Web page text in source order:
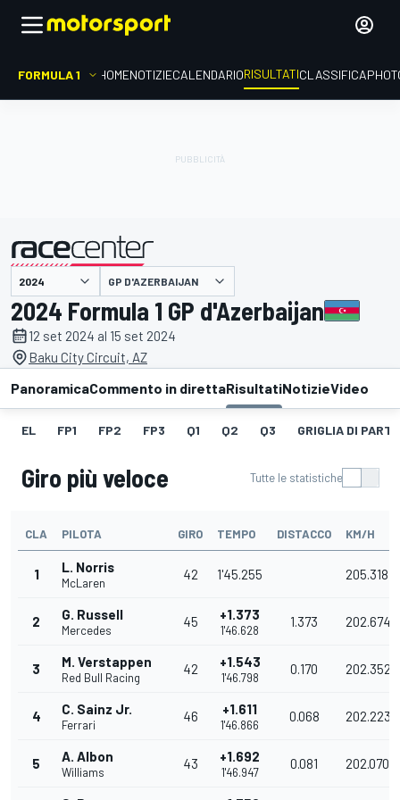
FORMULA 1 HOMENOTIZIECALENDARIORISULTATICLASSIFICA
presentato da GP D'AZERBAIJAN
2024 Formula 1 GP d'Azerbaijan
12 set 2024 al 15 set 2024
Baku City Circuit, AZ
PanoramicaCommento in direttaRisultatiNotizieVideo
EL FP1 FP2 FP3 Q1 Q2 Q3 GRIGLIA DI
Giro più veloce Tutte le statistiche
CLA PILOTA GIRO TEMPO DISTACCO KM/H
1 L. Norris
McLaren
42 1'45.255 205.318
2 G. Russell
Mercedes
45 +1.373
1'46.628
1.373 202.674
3 M. Verstappen
Red Bull Racing
42 +1.543
1'46.798
0.170 202.352
4 C. Sainz Jr.
Ferrari
46 +1.611
1'46.866
0.068 202.223
5 A. Albon
Williams
43 +1.692
1'46.947
0.081 202.070